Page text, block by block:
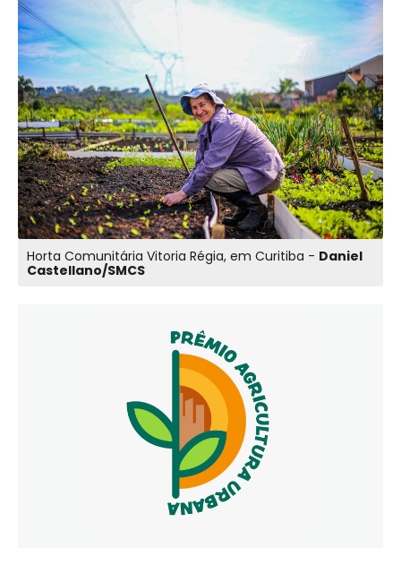
Horta Comunitária Vitoria Régia, em Curitiba - Daniel
Castellano/SMCS